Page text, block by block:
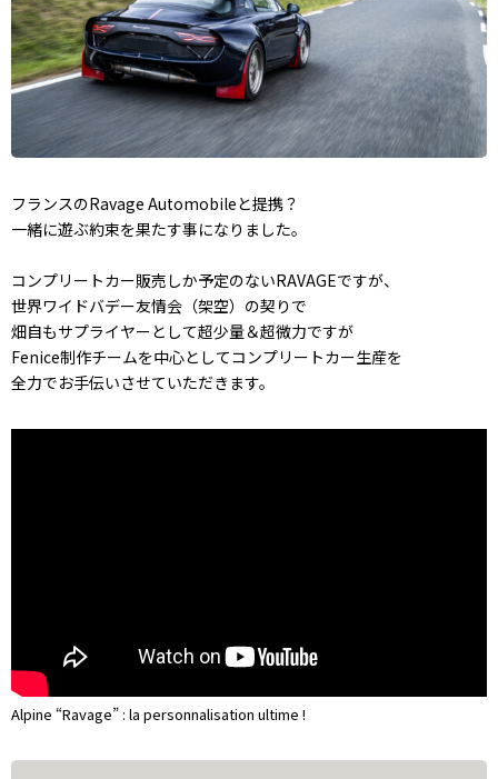
フランスのRavage Automobileと提携？
一緒に遊ぶ約束を果たす事になりました。
コンプリートカー販売しか予定のないRAVAGEですが、
世界ワイドバデー友情会（架空）の契りで
畑自もサプライヤーとして超少量＆超微力ですが
Fenice制作チームを中心としてコンプリートカー生産を
全力でお手伝いさせていただきます。
Alpine “Ravage” : la personnalisation ultime !